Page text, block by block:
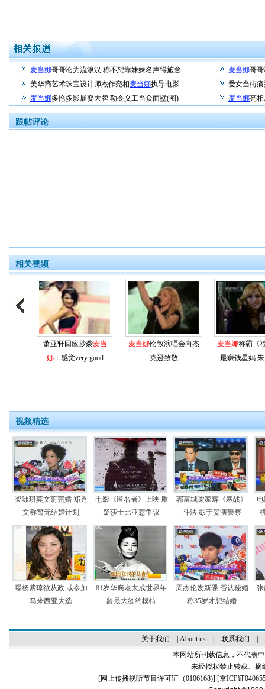
麦当娜哥哥沦为流浪汉 称不想靠妹妹名声得施舍 麦当娜哥
美华裔艺术珠宝设计师杰作亮相麦当娜执导电影
爱女当街
麦当娜多伦多影展耍大牌 勒令义工当众面壁(图) 麦当娜亮
跟帖评论
相关视频
萧亚轩回应抄袭麦当
娜 ：感觉very good
麦当娜伦敦演唱会向杰
克逊致敬
麦当娜称霸《
最赚钱星妈
视频精选
梁咏琪莫文蔚完婚 郑秀
文称暂无结婚计划
电影《匿名者》上映 质
疑莎士比亚惹争议
郭富城梁家辉《寒战》
斗法 彭于晏演警察
曝杨紫琼欲从政 或参加
马来西亚大选
81岁华裔老太成世界年
龄最大签约模特
周杰伦发新碟 否认秘婚
称35岁才想结婚
关于我们 About us| 联系我们
本网站所刊载信息，不代表
未经授权禁止转载、摘
[网上传播视听节目许可证（0106168)] [京ICP证